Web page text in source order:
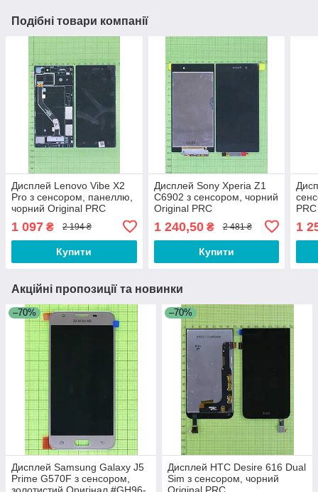
Подібні товари компанії
Дисплей Lenovo Vibe X2
Pro з сенсором, панеллю,
чорний Original PRC
1 097 ₴ 2 194 ₴
Купити
Дисплей Sony Xperia Z1
C6902 з сенсором, чорний
Original PRC
1 240,50₴ 2 481 ₴
Купити
PRC
1
Акційні пропозиції та новинки
–70%
Дисплей Samsung Galaxy J5
Prime G570F з сенсором,
–70%
Дисплей HTC Desire 616 Dual
Sim з сенсором, чорний